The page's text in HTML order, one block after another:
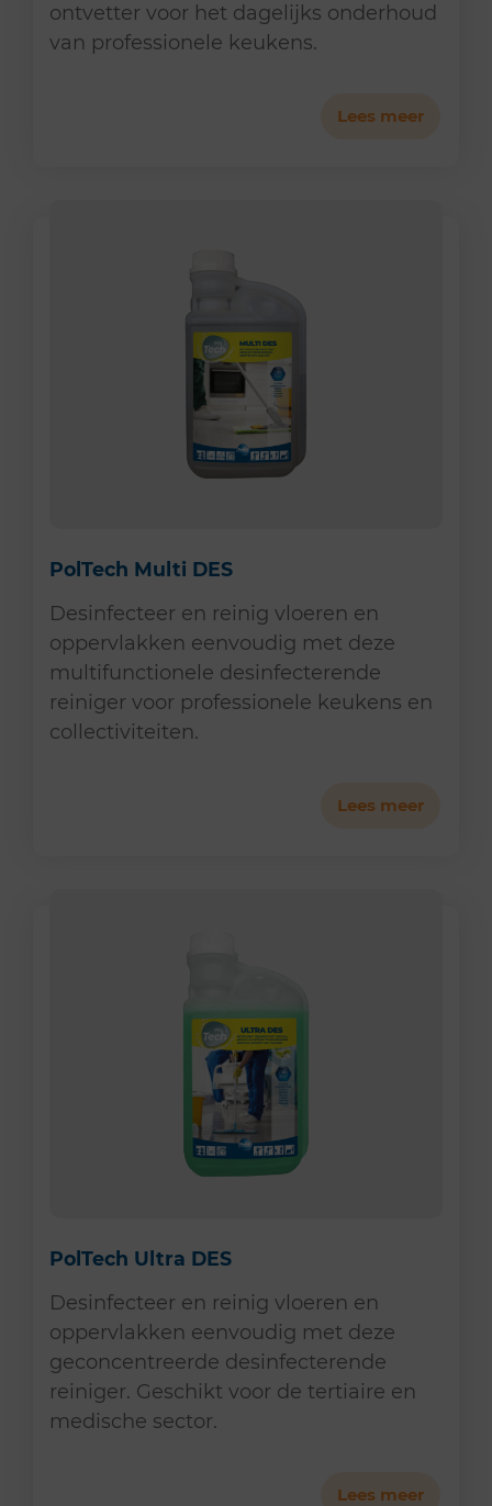
ontvetter voor het dagelijks onderhoud
van professionele keukens.
Lees meer
PolTech Multi DES
Desinfecteer en reinig vloeren en
oppervlakken eenvoudig met deze
multifunctionele desinfecterende
reiniger voor professionele keukens en
collectiviteiten.
Lees meer
PolTech Ultra DES
Desinfecteer en reinig vloeren en
oppervlakken eenvoudig met deze
geconcentreerde desinfecterende
reiniger. Geschikt voor de tertiaire en
medische sector.
Lees meer